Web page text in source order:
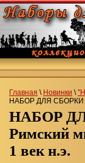
Главная \ Новинки \
НАБОР ДЛЯ СБОРКИ
НАБОР
Римский
1 век н.э.